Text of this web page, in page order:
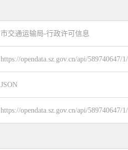
市交通运输局-行政许可信息
https://opendata.sz.gov.cn/api/589740647/
JSON
https://opendata.sz.gov.cn/api/